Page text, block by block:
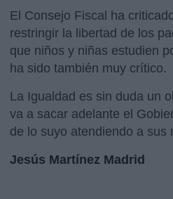
El Consejo Fiscal ha
restringir la libertad de los
que niños y niñas estudien
ha sido también muy crítico.
La Igualdad es sin duda un
va a sacar adelante el
de lo suyo atendiendo a sus
Jesús Martínez Madrid